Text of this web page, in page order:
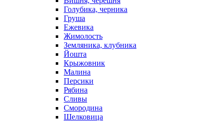
Голубика, черника
Груша
Ежевика
Жимолость
Земляника, клубника
Йошта
Крыжовник
Малина
Персики
Рябина
Сливы
Смородина
Шелковица